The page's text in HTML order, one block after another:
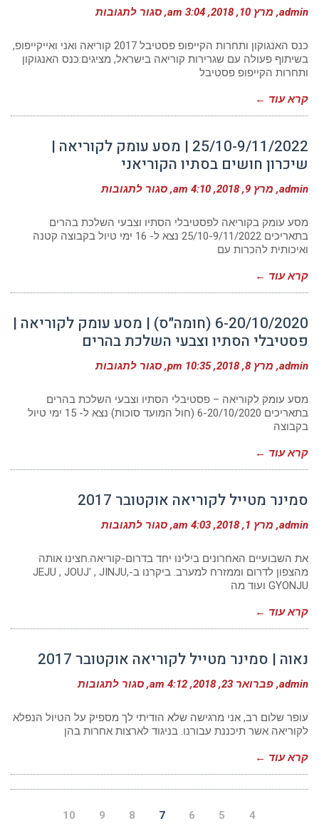
admin מרץ 10, 2018 3:04 am סגור לתגובותעל
כנס
האנגוקון
ותחרות
כנס האנגוקון ותחרות הקייפופ פסטיבל 2017 קוריאה ואני ואייקייפופ,
בשיתוף פעולה עם שגרירות קוריאה בישראל, מציגים:כנס האנגוקון
ותחרות הקייפופ פסטיבל
קרא עוד ←
25/10-9/11/2022 | מסע עומק לקוריאה |
שיכרון חושים בסתיו הקוריאני
admin מרץ 9, 2018 4:10 am סגור לתגובותעל
|
מסע
עומק
בסתיו
מסע עומק בקוריאה לפסטיבלי הסתיו וצבעי השלכת בהרים
בתאריכים 25/10-9/11/2022 נצא ל- 16 ימי טיול בקבוצה קטנה
ואיכותית להכרות עם
קרא עוד ←
6-20/10/2020 (חומה״ס) | מסע עומק לקוריאה |
פסטיבלי הסתיו וצבעי השלכת בהרים
admin מרץ 8, 2018 10:35 pm סגור לתגובותעל
(חומה״ס)
|
מסע
הסתיו
השלכת
בהרים
מסע עומק לקוריאה – פסטיבלי הסתיו וצבעי השלכת בהרים
בתאריכים 6-20/10/2020 (חול המועד סוכות) נצא ל- 15 ימי טיול
בקבוצה
קרא עוד ←
סמינר מטייל לקוריאה אוקטובר 2017
admin מרץ 1, 2018 4:03 am סגור לתגובותעל
לקוריאה
אוקטובר
2017
את השבועיים האחרונים בילינו יחד בדרום-קוריאה.חצינו אותה
מהצפון לדרום וממזרח למערב. ביקרנו ב-JEJU , JOUJ' , JINJU,
GYONJU ועוד מה
קרא עוד ←
נאוה | סמינר מטייל לקוריאה אוקטובר 2017
admin פברואר 23, 2018 4:12 am סגור לתגובותעל
סמינר
מטייל
לקוריאה
עופר שלום רב, אני מרגישה שלא הודיתי לך מספיק על הטיול הנפלא
לקוריאה אשר תיכננת עבורנו. בניגוד לארצות אחרות בהן
קרא עוד ←
4
5
6
7
8
9
10